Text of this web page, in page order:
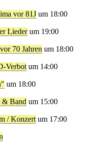
vor 81J um 18:00
Lieder um 19:00
70 Jahren um 18:00
Verbot um 14:00
um 18:00
& Band um 15:00
/ Konzert um 17:00